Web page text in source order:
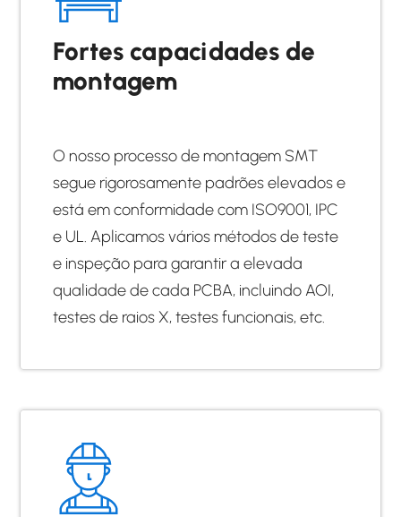
Fortes capacidades de
montagem
O nosso processo de montagem SMT
segue rigorosamente padrões elevados e
está em conformidade com ISO9001, IPC
e UL. Aplicamos vários métodos de teste
e inspeção para garantir a elevada
qualidade de cada PCBA, incluindo AOI,
testes de raios X, testes funcionais, etc.